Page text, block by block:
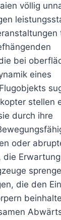
völlig
bei
eines
stellen
durch ihre
oder
die
die den